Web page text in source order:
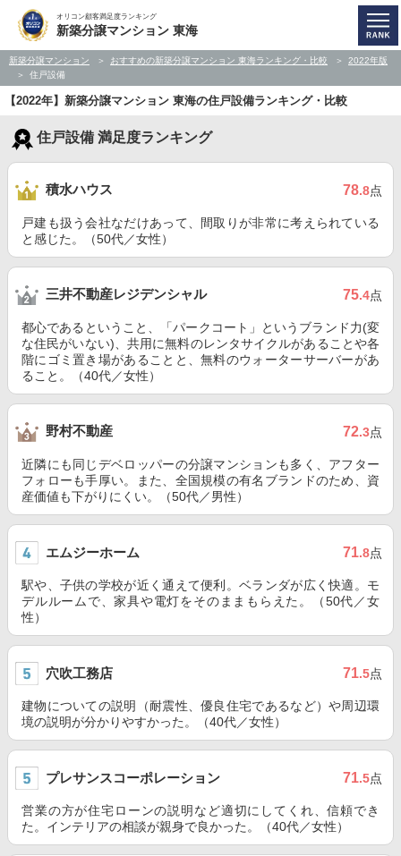
オリコン顧客満足度ランキング
新築分譲マンション 東海
新築分譲マンション おすすめの新築分譲マンション 東海ランキング・比較
2022年版
住戸設備
【2022年】新築分譲マンション 東海の住戸設備ランキング・比較
住戸設備 満足度ランキング
積水ハウス 78.8点
戸建も扱う会社なだけあって、間取りが非常に考えられている
と感じた。（50代／女性）
三井不動産レジデンシャル 75.4点
都心であるということ、「パークコート」というブランド力(変
な住民がいない)、共用に無料のレンタサイクルがあることや各
階にゴミ置き場があることと、無料のウォーターサーバーがあ
ること。（40代／女性）
野村不動産 72.3点
近隣にも同じデベロッパーの分譲マンションも多く、アフター
フォローも手厚い。また、全国規模の有名ブランドのため、資
産価値も下がりにくい。（50代／男性）
エムジーホーム 71.8点
駅や、子供の学校が近く通えて便利。ベランダが広く快適。モ
デルルームで、家具や電灯をそのままもらえた。（50代／女
性）
穴吹工務店 71.5点
建物についての説明（耐震性、優良住宅であるなど）や周辺環
境の説明が分かりやすかった。（40代／女性）
プレサンスコーポレーション 71.5点
営業の方が住宅ローンの説明など適切にしてくれ、信頼でき
た。インテリアの相談が親身で良かった。（40代／女性）